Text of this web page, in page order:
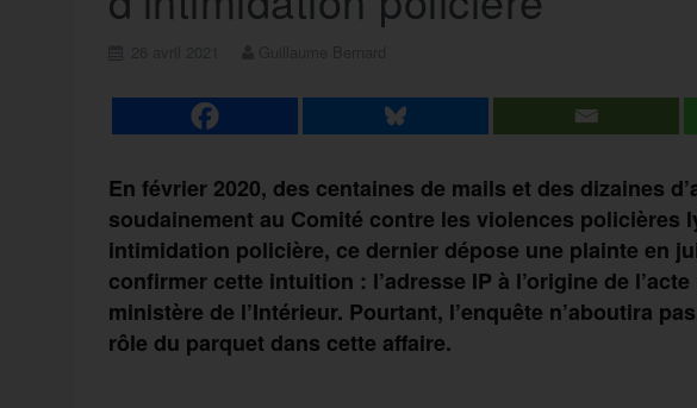
En février 2020, des centaines de mails et des dizaines
soudainement au Comité contre les violences policières
intimidation policière, ce dernier dépose une plainte en
confirmer cette intuition : l’adresse IP à l’origine de
ministère de l’Intérieur. Pourtant, l’enquête n’aboutira
rôle du parquet dans cette affaire.